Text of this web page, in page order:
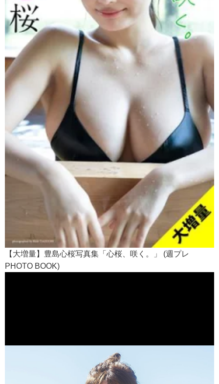
【大増量】豊島心桜写真集「心桜、咲く。」 (週プレ
PHOTO BOOK)